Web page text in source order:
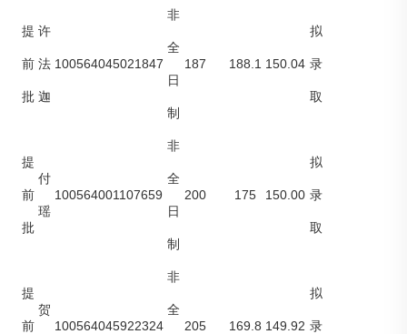
提
前
批
许
法
迦
100564045021847
非
全
日
制
187 188.1 150.04
拟
录
取
提
前
批
付
瑶
100564001107659
非
全
日
制
200 175 150.00
拟
录
取
提
前
贺
100564045922324
非
全
205 169.8 149.92
拟
录